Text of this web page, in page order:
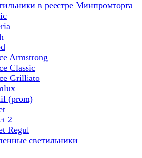
в реестре Минпромторга
Armstrong
Classic
Grilliato
(prom)
2
Regul
светильники